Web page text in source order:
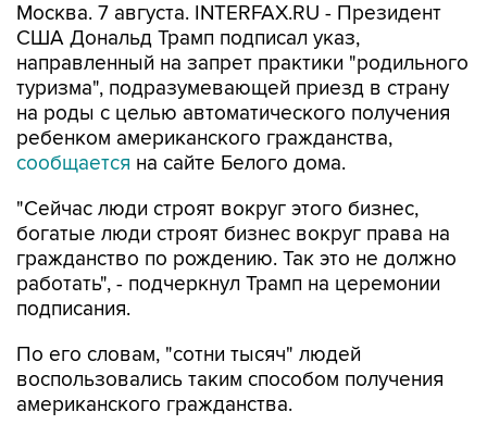
Москва. 7 августа. INTERFAX.RU - Президент
США Дональд Трамп подписал указ,
направленный на запрет практики "родильного
туризма", подразумевающей приезд в страну
на роды с целью автоматического получения
ребенком американского гражданства,
сообщается на сайте Белого дома.
"Сейчас люди строят вокруг этого бизнес,
богатые люди строят бизнес вокруг права на
гражданство по рождению. Так это не должно
работать", - подчеркнул Трамп на церемонии
подписания.
По его словам, "сотни тысяч" людей
воспользовались таким способом получения
американского гражданства.